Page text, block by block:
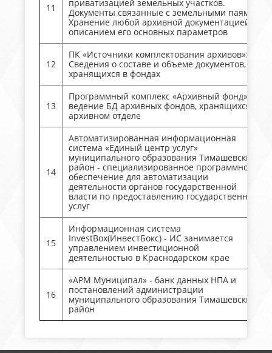
11
приватизацией земельных участков.
Документы связанные с земельными паями.
Хранение любой архивной документацией с
описанием его основных параметров
12
ПК «Источники комплектования архивов»:
Сведения о составе и объеме документов,
хранящихся в фондах
13
Программный комплекс «Архивный фонд» -
ведение БД архивных фондов, хранящихся в
архивном отделе
14
Автоматизированная информационная
система «Единый центр услуг»
муниципального образования Тимашевский
район - специализированное программное
обеспечение для автоматизации
деятельности органов государственной
власти по предоставлению государственных
услуг
15
Информационная система
InvestBox(ИнвестБокс) - ИС занимается
управлением инвестиционной
деятельностью в Краснодарском крае
16
«АРМ Муниципал» - банк данных НПА и
постановлений администрации
муниципального образования Тимашевский
район